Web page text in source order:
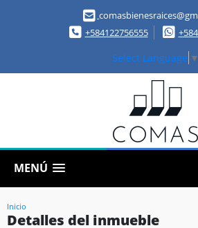
+584122756555
Select Language ▼
MENÚ
Inicio
Detalles del inmueble